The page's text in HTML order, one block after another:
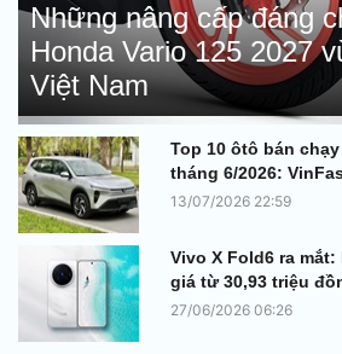
Những nâng cấp đáng
Honda Vario 125 2027
Việt Nam
Top 10 ôtô bán
tháng 6/2026:
13/07/2026 22:59
Vivo X Fold6 ra
giá từ 30,93 triệu
27/06/2026 06:26